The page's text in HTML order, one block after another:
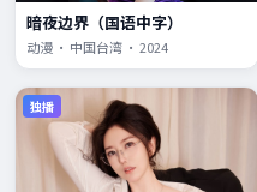
暗夜边界（国语中字）
动漫 · 中国台湾 · 2024
独播